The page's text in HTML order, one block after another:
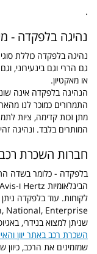
.
נהיגה בלפקדה -
נהיגה בלפקדה כוללת
גם הררי וגם בינעירוני,
או מאקטיון.
הנהיגה בלפקדה אינה
התמרורים כמוכר לנו
מתן זכות קדימה, ציות
המותרים בלבד. ונהיגה
חברות השכרת
בלפקדה - כלומר בשדה
שניתן למצוא בנידרי,
השכרת רכב באתר יוון
שמזמינים את הרכב,